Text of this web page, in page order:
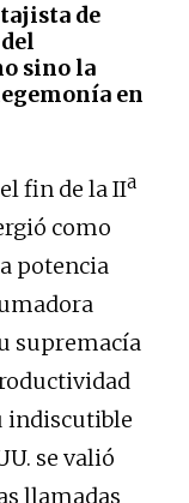
de
sino la
en
fin de la IIa
como
potencia
supremacía
indiscutible
se valió
llamadas